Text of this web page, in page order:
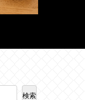
検索